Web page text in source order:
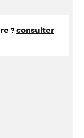
? consulter